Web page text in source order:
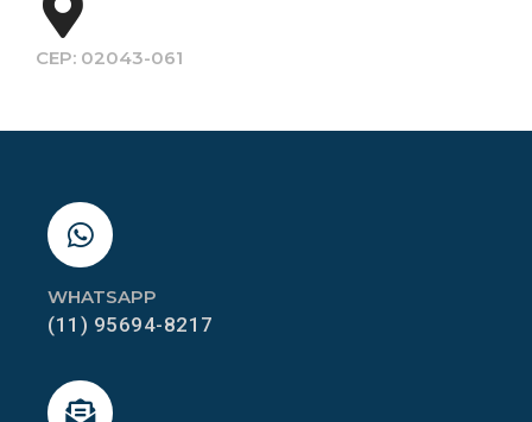
CEP: 02043-061
WHATSAPP
(11) 95694-8217